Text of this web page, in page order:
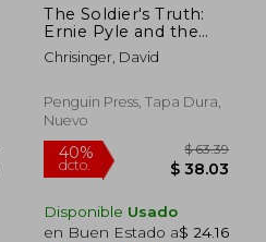
The Soldier's Truth:
Ernie Pyle and the
Story of World war ii
(en Inglés)
Chrisinger, David
Penguin Press, Tapa Dura,
Nuevo
Disponible Usado
en Buen Estado a$ 24.16